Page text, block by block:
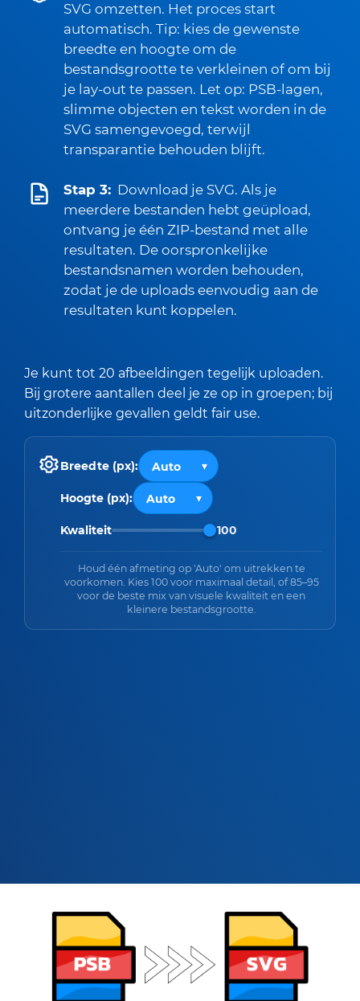
SVG omzetten. Het proces start
automatisch. Tip: kies de gewenste
breedte en hoogte om de
bestandsgrootte te verkleinen of om bij
je lay-out te passen. Let op: PSB-lagen,
slimme objecten en tekst worden in de
SVG samengevoegd, terwijl
transparantie behouden blijft.
Stap 3: Download je SVG. Als je
meerdere bestanden hebt geüpload,
ontvang je één ZIP-bestand met alle
resultaten. De oorspronkelijke
bestandsnamen worden behouden,
zodat je de uploads eenvoudig aan de
resultaten kunt koppelen.
Je kunt tot 20 afbeeldingen tegelijk uploaden.
Bij grotere aantallen deel je ze op in groepen; bij
uitzonderlijke gevallen geldt fair use.
Breedte (px):
Hoogte (px):
Kwaliteit 100
Houd één afmeting op 'Auto' om uitrekken te
voorkomen. Kies 100 voor maximaal detail, of 85–95
voor de beste mix van visuele kwaliteit en een
kleinere bestandsgrootte.